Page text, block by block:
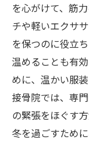
を心がけて、筋
チや軽いエクサ
を保つのに役立
温めることも有
めに、温かい服
接骨院では、専
の緊張をほぐす
冬を過ごすため